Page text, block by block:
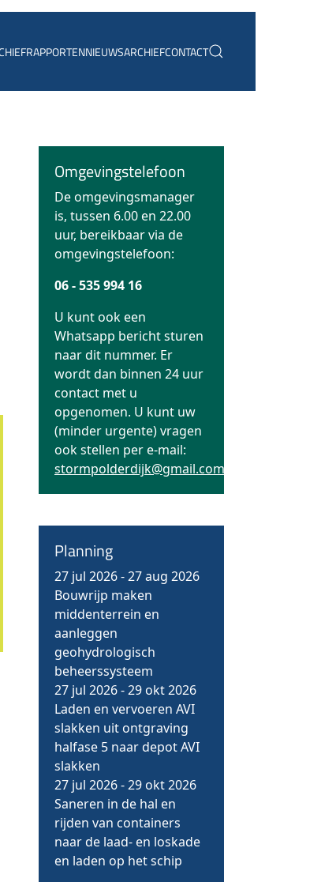
RAPPORTENNIEUWSARCHIEFCONTACT
Omgevingstelefoon
De omgevingsmanager
is, tussen 6.00 en 22.00
uur, bereikbaar via de
omgevingstelefoon:
06 - 535 994 16
U kunt ook een
Whatsapp bericht sturen
naar dit nummer. Er
wordt dan binnen 24 uur
contact met u
opgenomen. U kunt uw
(minder urgente) vragen
ook stellen per e-mail:
stormpolderdijk@gmail.com
Planning
27 jul 2026-27 aug 2026
Bouwrijp maken
middenterrein en
aanleggen
geohydrologisch
beheerssysteem
27 jul 2026-29 okt 2026
Laden en vervoeren AVI
slakken uit ontgraving
halfase 5 naar depot AVI
slakken
27 jul 2026-29 okt 2026
Saneren in de hal en
rijden van containers
naar de laad- en loskade
en laden op het schip